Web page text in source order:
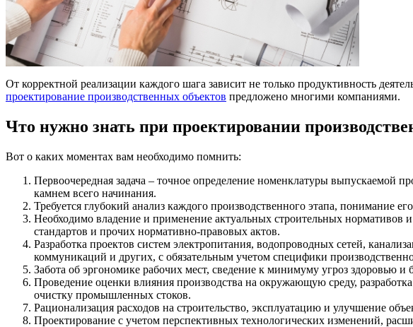
От корректной реализации каждого шага зависит не только продуктивность
проектирование производственных объектов предложено многими компаниями.
Что нужно знать при проектировании
Вот о каких моментах вам необходимо помнить:
Первоочередная задача – точное определение номенклатуры выпускаемой
камнем всего начинания.
Требуется глубокий анализ каждого производственного этапа, понимание
Необходимо владение и применение актуальных строительных нормативов
стандартов и прочих нормативно-правовых актов.
Разработка проектов систем электропитания, водопроводных сетей,
коммуникаций и других, с обязательным учетом специфики
Забота об эргономике рабочих мест, сведение к минимуму угроз здоровью
Проведение оценки влияния производства на окружающую среду,
очистку промышленных стоков.
Рационализация расходов на строительство, эксплуатацию и улучшение
Проектирование с учетом перспективных технологических изменений,